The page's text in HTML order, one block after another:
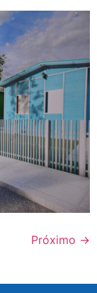
Próximo →